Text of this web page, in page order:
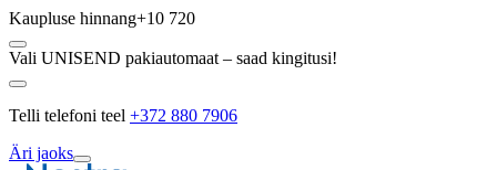
Kaupluse hinnang+10 720
Vali UNISEND pakiautomaat – saad kingitusi!
Telli telefoni teel +372 880 7906
Äri jaoks